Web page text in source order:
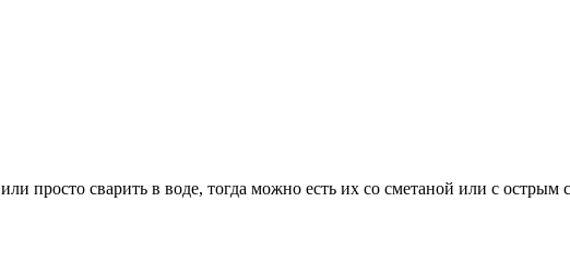
просто сварить в воде, тогда можно есть их со сметаной или c острым